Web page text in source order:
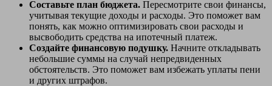
Составьте план бюджета. Пересмотрите свои финансы,
учитывая текущие доходы и расходы. Это поможет вам
понять, как можно оптимизировать свои расходы и
высвободить средства на ипотечный платеж.
Создайте финансовую подушку. Начните откладывать
небольшие суммы на случай непредвиденных
обстоятельств. Это поможет вам избежать уплаты пени
и других штрафов.